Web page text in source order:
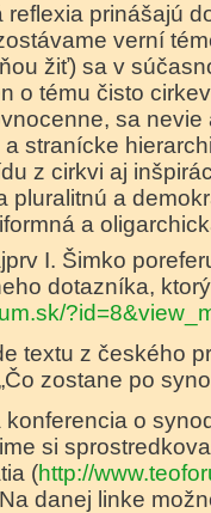
prinášajú
verní
žiť) sa v
o tému čisto
sa nevie
stranícke
z cirkvi aj
pluralitnú a
a
I. Šimko
dotazníka,
textu z českého
zostane po
o
si
(http://
danej linke